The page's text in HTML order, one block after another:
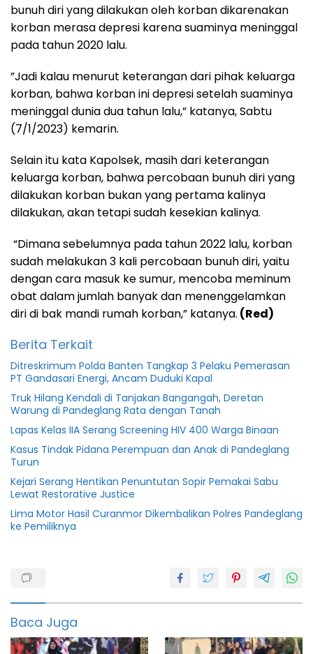
bunuh diri yang dilakukan oleh korban dikarenakan
korban merasa depresi karena suaminya meninggal
pada tahun 2020 lalu.
”Jadi kalau menurut keterangan dari pihak keluarga
korban, bahwa korban ini depresi setelah suaminya
meninggal dunia dua tahun lalu,” katanya, Sabtu
(7/1/2023) kemarin.
Selain itu kata Kapolsek, masih dari keterangan
keluarga korban, bahwa percobaan bunuh diri yang
dilakukan korban bukan yang pertama kalinya
dilakukan, akan tetapi sudah kesekian kalinya.
“Dimana sebelumnya pada tahun 2022 lalu, korban
sudah melakukan 3 kali percobaan bunuh diri, yaitu
dengan cara masuk ke sumur, mencoba meminum
obat dalam jumlah banyak dan menenggelamkan
diri di bak mandi rumah korban,” katanya. (Red)
Berita Terkait
Ditreskrimum Polda Banten Tangkap 3 Pelaku Pemerasan
PT Gandasari Energi, Ancam Duduki Kapal
Truk Hilang Kendali di Tanjakan Bangangah, Deretan
Warung di Pandeglang Rata dengan Tanah
Lapas Kelas IIA Serang Screening HIV 400 Warga Binaan
Kasus Tindak Pidana Perempuan dan Anak di Pandeglang
Turun
Kejari Serang Hentikan Penuntutan Sopir Pemakai Sabu
Lewat Restorative Justice
Lima Motor Hasil Curanmor Dikembalikan Polres Pandeglang
ke Pemiliknya
Banten
Gantung
info
banten
Baca Juga